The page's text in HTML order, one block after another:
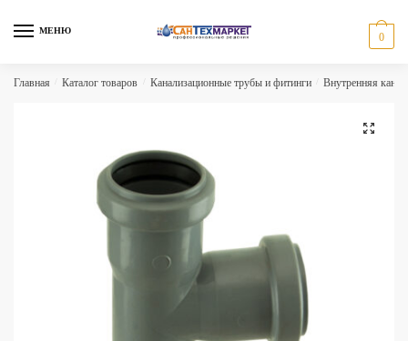
МЕНЮ
0
Главная Каталог товаров Канализационные трубы и фитинги Внутренняя
🔍